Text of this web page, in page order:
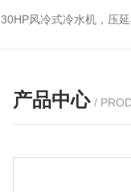
30HP风冷式冷水机，压
产品中心 /